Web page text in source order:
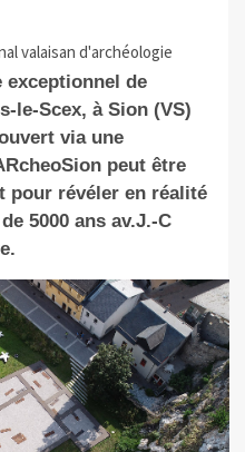
valaisan d'archéologie
de
le-Scex, à Sion (VS)
via une
peut être
pour révéleren réalité
5000 ans av.J.-C